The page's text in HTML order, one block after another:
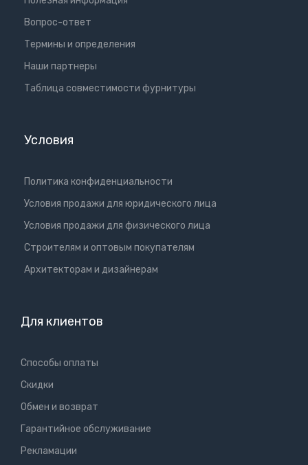
Вопрос-ответ
Термины и определения
Наши партнеры
Таблица совместимости фурнитуры
Условия
Политика конфиденциальности
Условия продажи для юридического лица
Условия продажи для физического лица
Cтроителям и оптовым покупателям
Aрхитекторам и дизайнерам
Для клиентов
Способы оплаты
Скидки
Обмен и возврат
Гарантийное обслуживание
Рекламации